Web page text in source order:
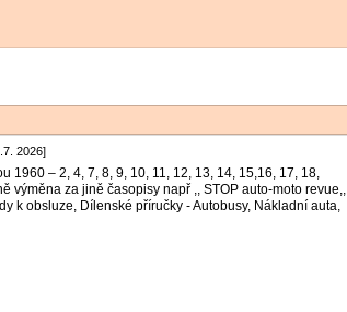
2026]
1960 – 2, 4, 7, 8, 9, 10, 11, 12, 13, 14, 15,16, 17, 18,
výměna za jině časopisy např ,, STOP auto-moto revue,,
k obsluze, Dílenské příručky - Autobusy, Nákladní auta,